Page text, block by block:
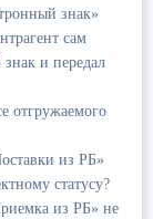
знак»
сам
и передал
отгружаемого
из РБ»
статусу?
из РБ» не